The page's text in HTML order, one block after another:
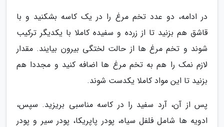
در ادامه، دو عدد تخم مرغ را در یک کاسه بشکنید و با
قاشق هم بزنید تا از زرده و سفیده کاملا با یکدیگر ترکیب
شوند و تخم مرغ ها از حالت لختگی بیرون بیایند. مقدار
لازم نمک را هم به تخم مرغ ها اضافه کنید و مجددا هم
بزنید تا این مواد کاملا یکدست شوند.
پس از آن، آرد سفید را در کاسه مناسبی بریزید. سپس،
ادویه ها شامل فلفل سیاه، پودر پاپریکا، پودر سیر و پودر